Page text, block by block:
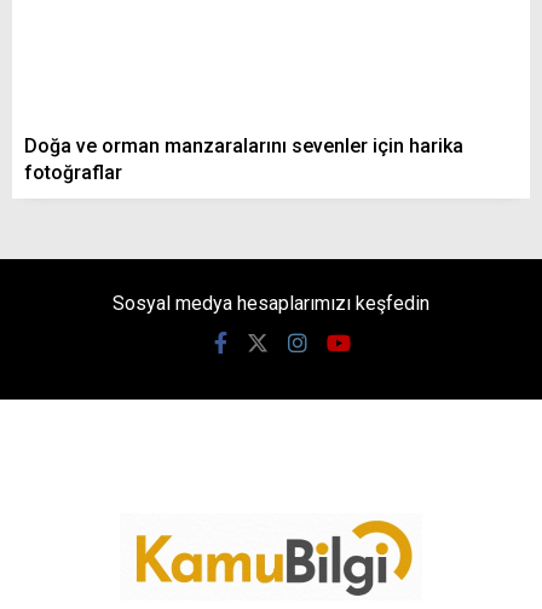
Doğa ve orman manzaralarını sevenler için harika
fotoğraflar
Sosyal medya hesaplarımızı keşfedin